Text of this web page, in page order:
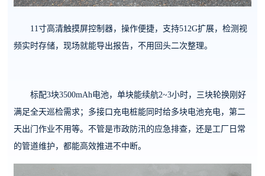
11寸高清触摸屏控制器，操作便捷，支持512G扩展，检测视
频实时存储，现场就能导出报告，不用回头二次整理。